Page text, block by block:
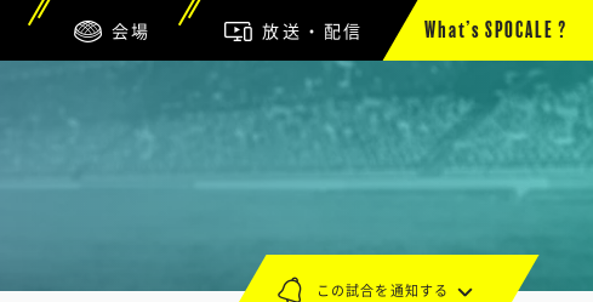
会場 放送・配信 What’s SPOCALE ?
この試合を通知する